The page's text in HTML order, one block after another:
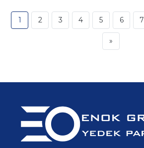
1 2 3 4 5 6 7
»